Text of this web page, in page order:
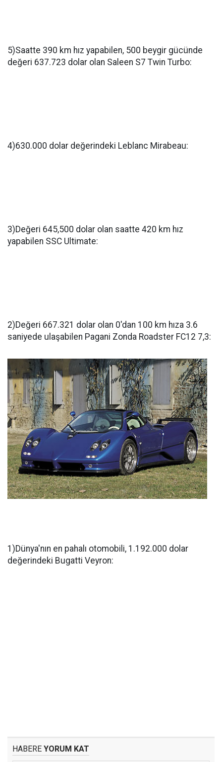
5)Saatte 390 km hız yapabilen, 500 beygir gücünde
değeri 637.723 dolar olan Saleen S7 Twin Turbo:
4)630.000 dolar değerindeki Leblanc Mirabeau:
3)Değeri 645,500 dolar olan saatte 420 km hız
yapabilen SSC Ultimate:
2)Değeri 667.321 dolar olan 0'dan 100 km hıza 3.6
saniyede ulaşabilen Pagani Zonda Roadster FC12 7,3:
1)Dünya'nın en pahalı otomobili, 1.192.000 dolar
değerindeki Bugatti Veyron:
HABERE YORUM KAT